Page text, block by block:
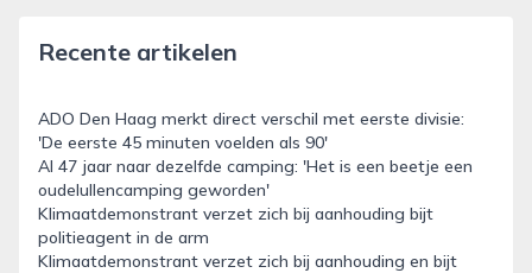
Recente artikelen
ADO Den Haag merkt direct verschil met eerste divisie:
'De eerste 45 minuten voelden als 90'
Al 47 jaar naar dezelfde camping: 'Het is een beetje een
oudelullencamping geworden'
Klimaatdemonstrant verzet zich bij aanhouding bijt
politieagent in de arm
Klimaatdemonstrant verzet zich bij aanhouding en bijt